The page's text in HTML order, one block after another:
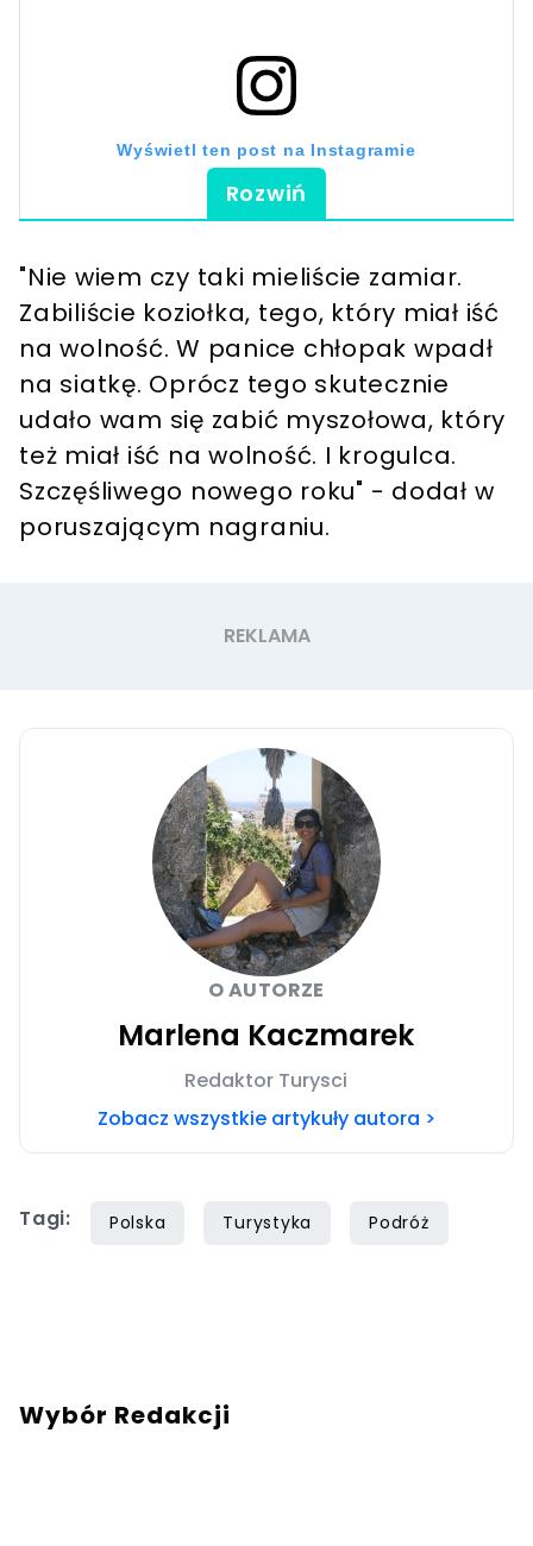
Wyświetl ten post na Instagramie
Post udostępniony przez Fundacja Puchaczówka (@fundacjapuchaczowka)
Rozwiń
"Nie wiem czy taki mieliście zamiar.
Zabiliście koziołka, tego, który miał iść
na wolność. W panice chłopak wpadł
na siatkę. Oprócz tego skutecznie
udało wam się zabić myszołowa, który
też miał iść na wolność. I krogulca.
Szczęśliwego nowego roku" - dodał w
poruszającym nagraniu.
O AUTORZE
Marlena Kaczmarek
Redaktor Turysci
Zobacz wszystkie artykuły autora >
Tagi: Polska Turystyka Podróż
Wybór Redakcji